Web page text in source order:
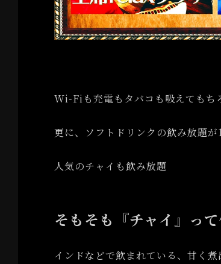
Wi-Fiも充電もタバコも吸えてもち
更に、ソフトドリンクの飲み放題
人気のチャイも飲み放題
そもそも『チャイ』って
インドなどで飲まれている、甘く